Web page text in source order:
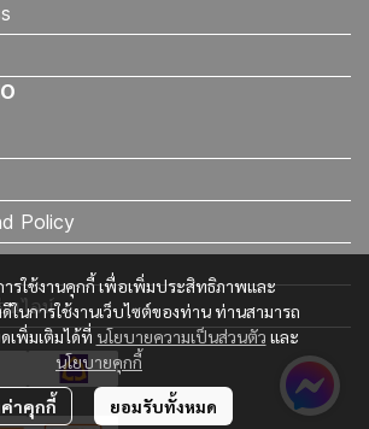
ารใช้งานคุกกี้ เพื่อเพิ่มประสิทธิภาพและ
นการใช้งานเว็บไซต์ของท่าน ท่านสามารถ
เพิ่มเติมได้ที่ นโยบายความเป็นส่วนตัว และ
นโยบายคุกกี้
าคุกกี้ ยอมรับทั้งหมด
Policy
นไลน์